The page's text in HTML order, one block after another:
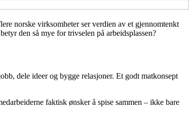
norske virksomheter ser verdien av et gjennomtenkt
den så mye for trivselen på arbeidsplassen?
dele ideer og bygge relasjoner. Et godt matkonsept
faktisk ønsker å spise sammen – ikke bare